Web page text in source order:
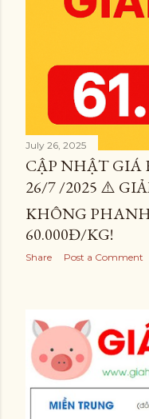
July 26, 2025
CẬP NHẬT GIÁ
26/7 /2025 ⚠️
KHÔNG
60.000Đ/KG!
Share Post a Comment